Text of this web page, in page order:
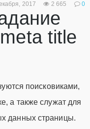
2017 2 665 0
title
поисковиками,
а также служат для
данных страницы.